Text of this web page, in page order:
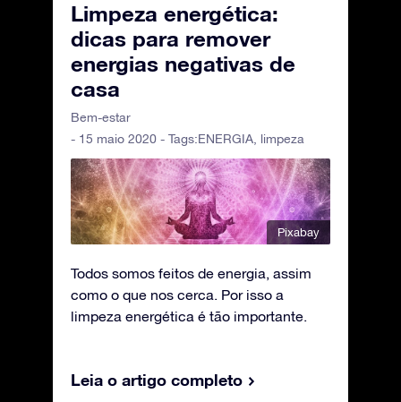
Limpeza energética:
dicas para remover
energias negativas de
casa
Bem-estar
- 15 maio 2020 - Tags:ENERGIA, limpeza
Pixabay
Todos somos feitos de energia, assim
como o que nos cerca. Por isso a
limpeza energética é tão importante.
Leia o artigo completo